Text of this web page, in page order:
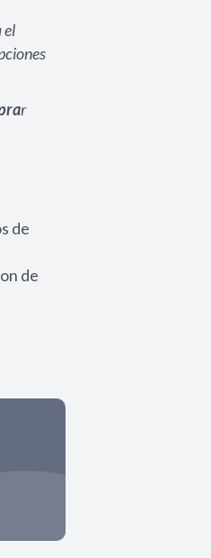
el
r
de
de